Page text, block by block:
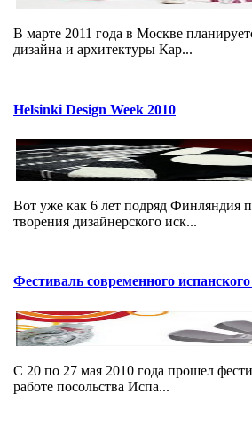
В марте 2011 года в Москве
дизайна и архитектуры Кар...
Helsinki Design Week 2010
Вот уже как 6 лет подряд Финляндия
творения дизайнерского иск...
Фестиваль современного испанского
С 20 по 27 мая 2010 года прошел
работе посольства Испа...